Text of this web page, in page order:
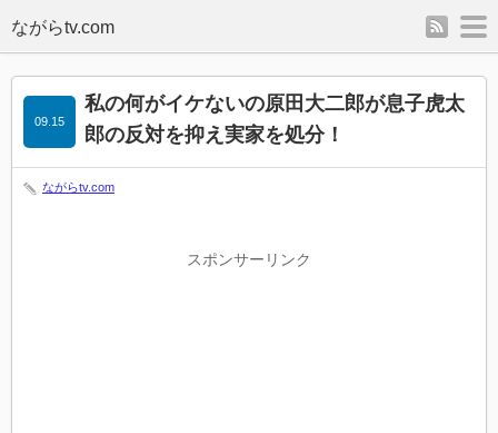
rss
私の何がイケないの原田大二郎が息子虎太
郎の反対を抑え実家を処分！
09.15
ながらtv.com
スポンサーリンク